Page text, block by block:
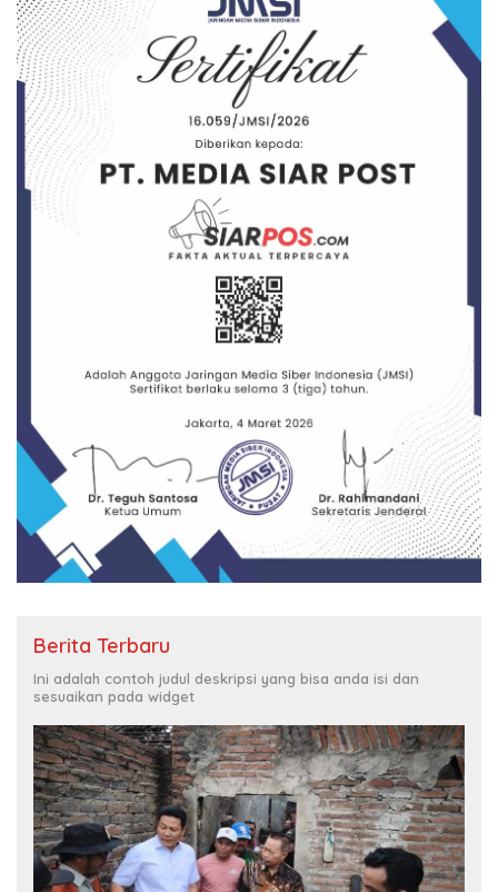
Berita Terbaru
Ini adalah contoh judul deskripsi yang bisa anda isi dan
sesuaikan pada widget